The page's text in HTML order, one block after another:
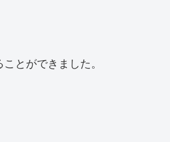
とができました。